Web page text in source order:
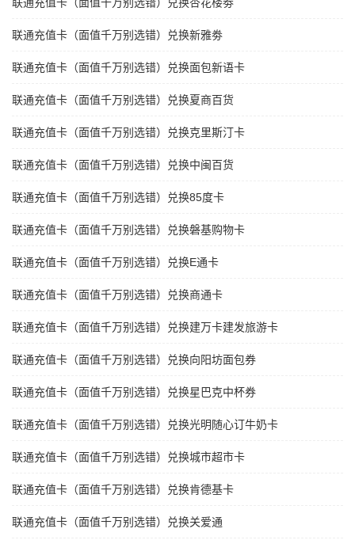
联通充值卡（面值千万别选错）兑换新雅劵
联通充值卡（面值千万别选错）兑换面包新语卡
联通充值卡（面值千万别选错）兑换夏商百货
联通充值卡（面值千万别选错）兑换克里斯汀卡
联通充值卡（面值千万别选错）兑换中闽百货
联通充值卡（面值千万别选错）兑换85度卡
联通充值卡（面值千万别选错）兑换磐基购物卡
联通充值卡（面值千万别选错）兑换E通卡
联通充值卡（面值千万别选错）兑换商通卡
联通充值卡（面值千万别选错）兑换建万卡建发旅游卡
联通充值卡（面值千万别选错）兑换向阳坊面包券
联通充值卡（面值千万别选错）兑换星巴克中杯券
联通充值卡（面值千万别选错）兑换光明随心订牛奶卡
联通充值卡（面值千万别选错）兑换城市超市卡
联通充值卡（面值千万别选错）兑换肯德基卡
联通充值卡（面值千万别选错）兑换关爱通